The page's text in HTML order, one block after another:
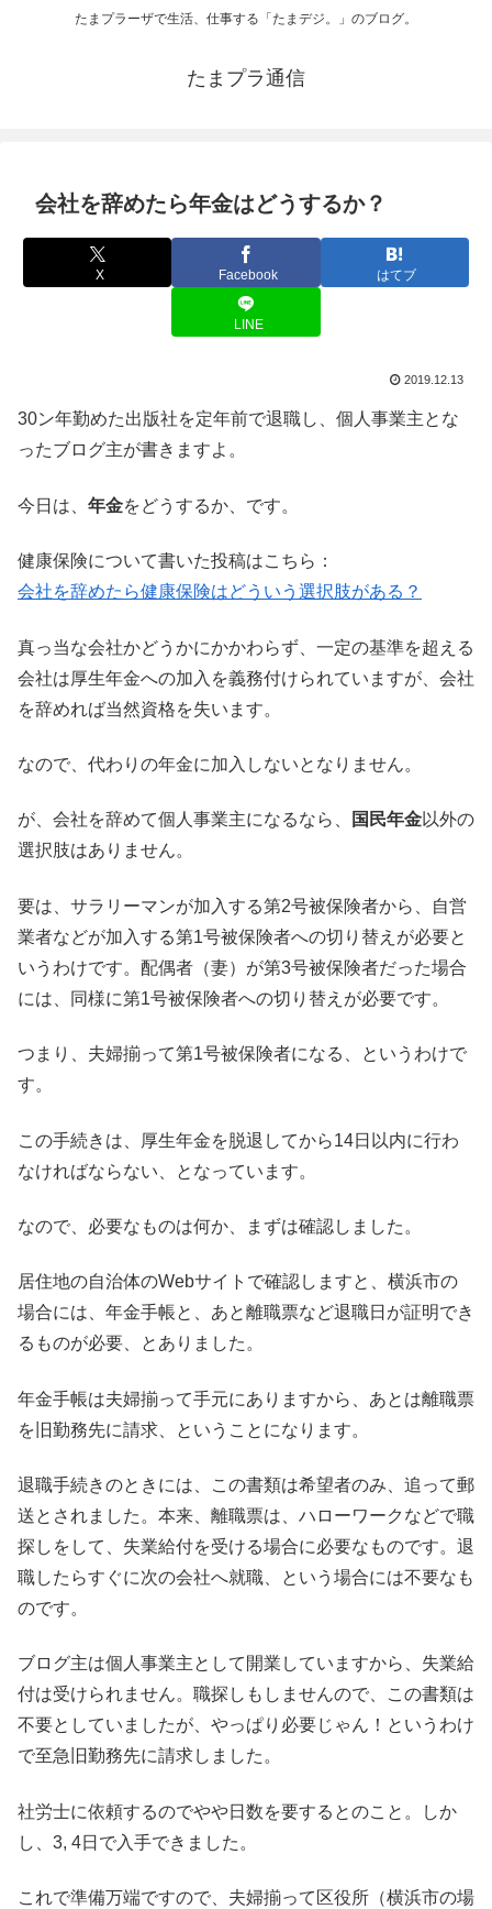
たまプラーザで生活、仕事する「たまデジ。」のブログ。
たまプラ通信
会社を辞めたら年金はどうするか？
X Facebook はてブ
LINE
2019.12.13
30ン年勤めた出版社を定年前で退職し、個人事業主とな
ったブログ主が書きますよ。
今日は、 年金をどうするか、です。
健康保険について書いた投稿はこちら：
会社を辞めたら健康保険はどういう選択肢がある？
真っ当な会社かどうかにかかわらず、一定の基準を超える
会社は厚生年金への加入を義務付けられていますが、会社
を辞めれば当然資格を失います。
なので、代わりの年金に加入しないとなりません。
が、会社を辞めて個人事業主になるなら、 国民年金以外の
選択肢はありません。
要は、サラリーマンが加入する第2号被保険者から、自営
業者などが加入する第1号被保険者への切り替えが必要と
いうわけです。配偶者（妻）が第3号被保険者だった場合
には、同様に第1号被保険者への切り替えが必要です。
つまり、夫婦揃って第1号被保険者になる、というわけで
す。
この手続きは、厚生年金を脱退してから14日以内に行わ
なければならない、となっています。
なので、必要なものは何か、まずは確認しました。
居住地の自治体のWebサイトで確認しますと、横浜市の
場合には、年金手帳と、あと離職票など退職日が証明でき
るものが必要、とありました。
年金手帳は夫婦揃って手元にありますから、あとは離職票
を旧勤務先に請求、ということになります。
退職手続きのときには、この書類は希望者のみ、追って郵
送とされました。本来、離職票は、ハローワークなどで職
探しをして、失業給付を受ける場合に必要なものです。退
職したらすぐに次の会社へ就職、という場合には不要なも
のです。
ブログ主は個人事業主として開業していますから、失業給
付は受けられません。職探しもしませんので、この書類は
不要としていましたが、やっぱり必要じゃん！というわけ
で至急旧勤務先に請求しました。
社労士に依頼するのでやや日数を要するとのこと。しか
し、3, 4日で入手できました。
これで準備万端ですので、夫婦揃って区役所（横浜市の場